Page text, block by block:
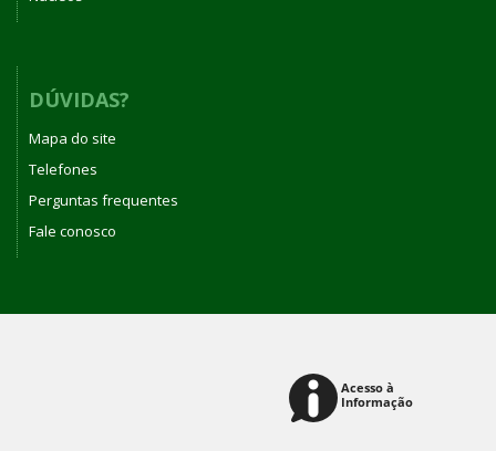
DÚVIDAS?
Mapa do site
Telefones
Perguntas frequentes
Fale conosco